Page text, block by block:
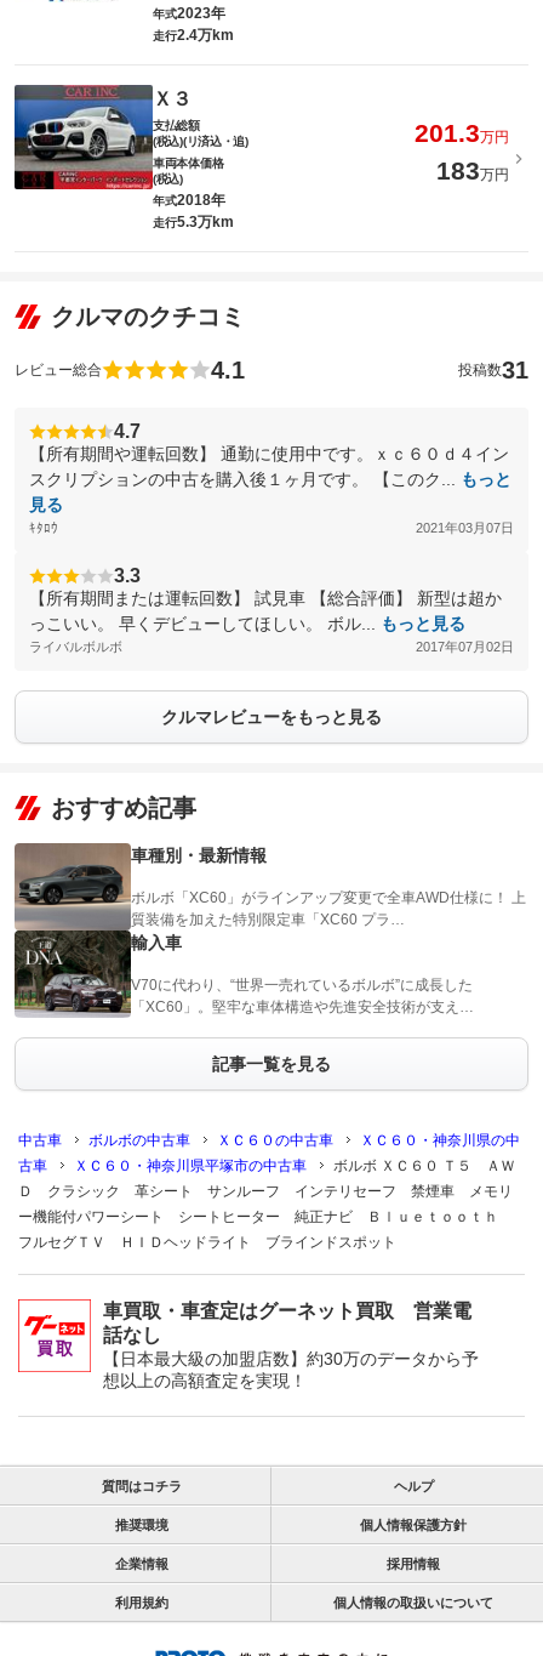
年式2023年
走行2.4万km
Ｘ３
支払総額
(税込)(リ済込・追)
201.3万円
車両本体価格
(税込)
183万円
年式2018年
走行5.3万km
クルマのクチコミ
レビュー総合 4.1 投稿数31
4.7
【所有期間や運転回数】 通勤に使用中です。ｘｃ６０ｄ４イン
スクリプションの中古を購入後１ヶ月です。 【このク...
もっと
見る
ｷﾀﾛｳ 2021年03月07日
3.3
【所有期間または運転回数】 試見車 【総合評価】 新型は超か
っこいい。 早くデビューしてほしい。 ボル...
もっと見る
ライバルボルボ 2017年07月02日
クルマレビューをもっと見る
おすすめ記事
車種別・最新情報
ボルボ「XC60」がラインアップ変更で全車AWD仕様に！ 上
質装備を加えた特別限定車「XC60 プラ…
輸入車
V70に代わり、“世界一売れているボルボ”に成長した
「XC60」。堅牢な車体構造や先進安全技術が支え…
記事一覧を見る
中古車 ボルボの中古車 ＸＣ６０の中古車
ＸＣ６０・神奈川県の中
古車
ＸＣ６０・神奈川県平塚市の中古車
ボルボ ＸＣ６０ Ｔ５ ＡＷ
Ｄ クラシック 革シート サンルーフ インテリセーフ 禁煙車 メモリ
ー機能付パワーシート シートヒーター 純正ナビ Ｂｌｕｅｔｏｏｔｈ
フルセグＴＶ ＨＩＤヘッドライト ブラインドスポット
車買取・車査定はグーネット買取 営業電
話なし
【日本最大級の加盟店数】約30万のデータから予
想以上の高額査定を実現！
質問はコチラ ヘルプ
推奨環境 個人情報保護方針
企業情報 採用情報
利用規約 個人情報の取扱いについて